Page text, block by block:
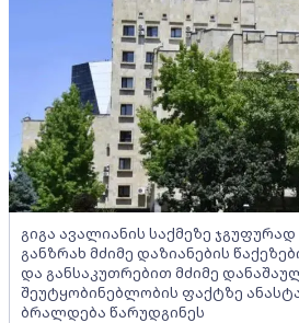
გიგა ავალიანის საქმეზე
განზრახ მძიმე დაზიანების
და განსაკუთრებით მძიმე
შეუტყობინებლობის ფაქტზე
ბრალდება წარუდგინეს